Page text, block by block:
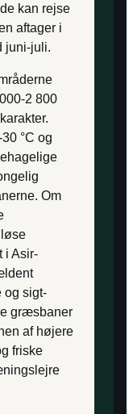
kan rejse
aftager i
juni-juli.
2 800
°C og
Om
i Asir-
og sigt-
græsbaner
af højere
friske